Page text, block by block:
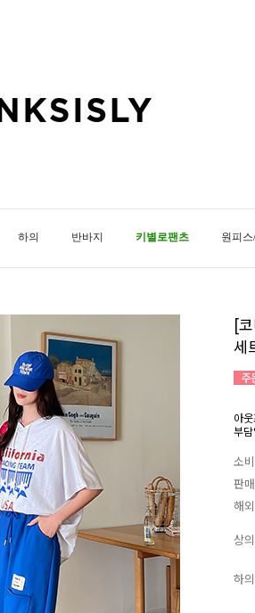
하의 반바지 키별로팬츠 원피
[
세
아
부
소
판
해
상의
하의